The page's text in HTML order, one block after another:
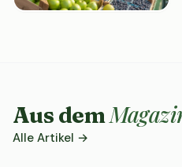
Aus dem
Alle Artikel →